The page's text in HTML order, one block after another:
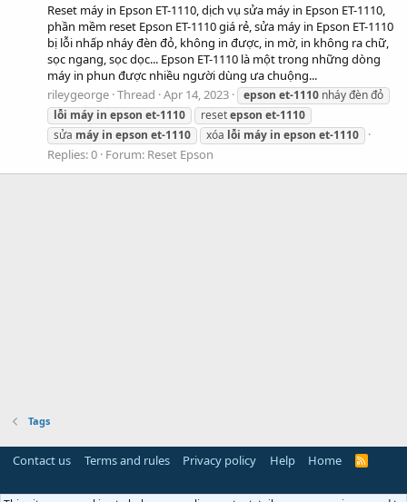
Reset máy in Epson ET-1110, dịch vụ sửa máy in Epson ET-1110,
phần mềm reset Epson ET-1110 giá rẻ, sửa máy in Epson ET-1110
bị lỗi nhấp nháy đèn đỏ, không in được, in mờ, in không ra chữ,
sọc ngang, sọc dọc... Epson ET-1110 là một trong những dòng
máy in phun được nhiều người dùng ưa chuộng...
rileygeorge Thread Apr 14, 2023 epson et-1110 nháy đèn đỏ
lỗi máy in epson et-1110 resetepson et-1110
sửa máy in epson et-1110 xóa lỗi máy in epson et-1110
Replies: 0 Forum: Reset Epson
Tags
Contact us Terms and rules Privacy policy Help Home
R